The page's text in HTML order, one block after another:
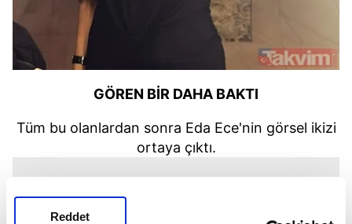
Reddet
GÖREN BİR DAHA BAKTI
Tüm bu olanlardan sonra Eda Ece'nin görsel ikizi
ortaya çıktı.